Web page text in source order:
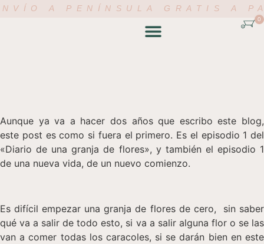
A PENÍNSULA GRATIS A
0
Aunque ya va a hacer dos años que escribo este blog,
este post es como si fuera el primero. Es el episodio 1 del
«Diario de una granja de flores», y también el episodio 1
de una nueva vida, de un nuevo comienzo.
Es difícil empezar una granja de flores de cero, sin saber
qué va a salir de todo esto, si va a salir alguna flor o se las
van a comer todas los caracoles, si se darán bien en este